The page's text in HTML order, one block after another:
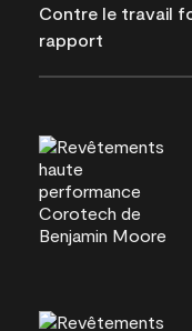
Contre le travail
rapport